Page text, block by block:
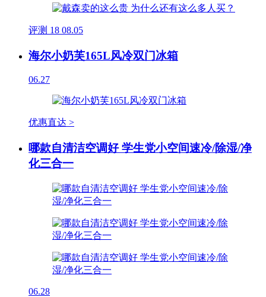
评测 18 08.05
海尔小奶芙165L风冷双门冰箱
06.27
优惠直达 >
哪款自清洁空调好 学生党小空间速冷/除湿/净
化三合一
06.28